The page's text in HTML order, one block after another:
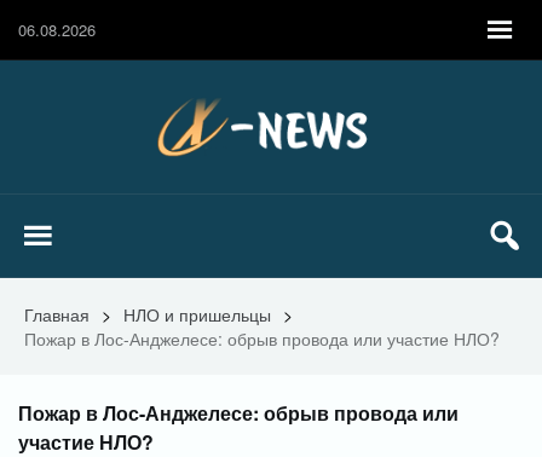
06.08.2026
Главная > НЛО и пришельцы >
Пожар в Лос-Анджелесе: обрыв провода или участие НЛО?
Пожар в Лос-Анджелесе: обрыв провода или
участие НЛО?